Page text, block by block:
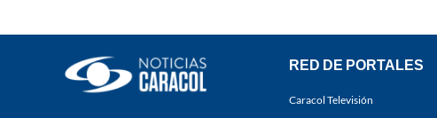
RED DE PORTALES
Caracol Televisión